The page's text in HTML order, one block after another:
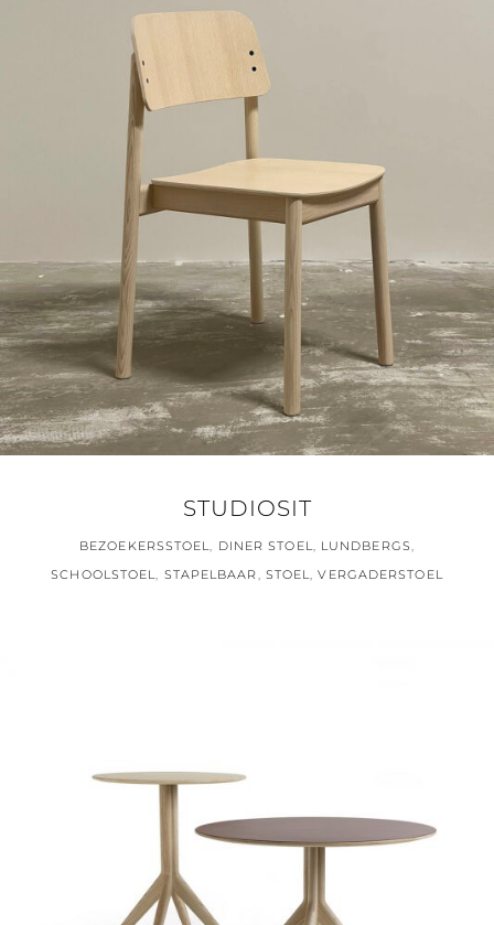
STUDIOSIT
BEZOEKERSSTOEL, DINER STOEL, LUNDBERGS,
SCHOOLSTOEL, STAPELBAAR, STOEL,VERGADERSTOEL